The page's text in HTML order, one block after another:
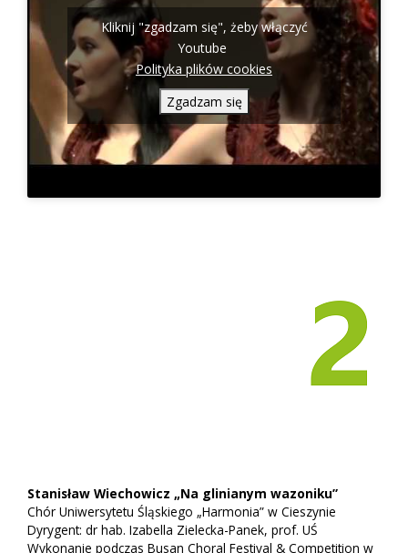
Kliknij "zgadzam się", żeby włączyć
Youtube
Polityka plików cookies
Zgadzam się
Stanisław Wiechowicz „Na glinianym wazoniku”
Chór Uniwersytetu Śląskiego „Harmonia” w Cieszynie
Dyrygent: dr hab. Izabella Zielecka-Panek, prof. UŚ
Wykonanie podczas Busan Choral Festival & Competition w